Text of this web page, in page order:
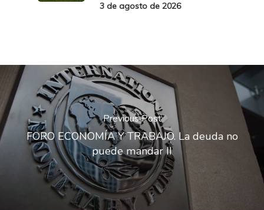
3 de agosto de 2026
Previous Post
FORO ECONOMÍA Y TRABAJO. La deuda no
puede mandar II